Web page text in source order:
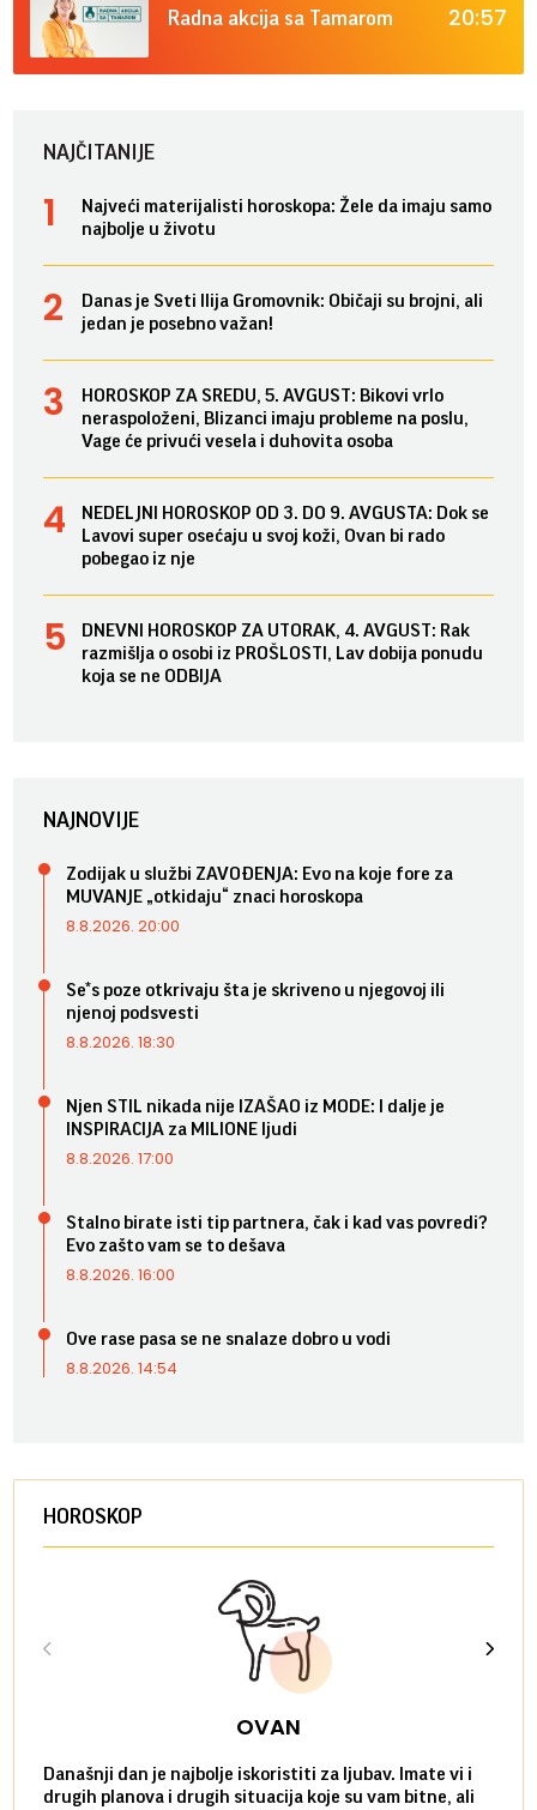
Radna akcija sa Tamarom 20:57
NAJČITANIJE
Najveći materijalisti horoskopa: Žele da imaju samo
najbolje u životu
Danas je Sveti Ilija Gromovnik: Običaji su brojni, ali
jedan je posebno važan!
HOROSKOP ZA SREDU, 5. AVGUST: Bikovi vrlo
neraspoloženi, Blizanci imaju probleme na poslu,
Vage će privući vesela i duhovita osoba
NEDELJNI HOROSKOP OD 3. DO 9. AVGUSTA: Dok se
Lavovi super osećaju u svoj koži, Ovan bi rado
pobegao iz nje
DNEVNI HOROSKOP ZA UTORAK, 4. AVGUST: Rak
razmišlja o osobi iz PROŠLOSTI, Lav dobija ponudu
koja se ne ODBIJA
NAJNOVIJE
Zodijak u službi ZAVOĐENJA: Evo na koje fore za
MUVANJE „otkidaju“ znaci horoskopa
8.8.2026. 20:00
Se*s poze otkrivaju šta je skriveno u njegovoj ili
njenoj podsvesti
8.8.2026. 18:30
Njen STIL nikada nije IZAŠAO iz MODE: I dalje je
INSPIRACIJA za MILIONE ljudi
8.8.2026. 17:00
Stalno birate isti tip partnera, čak i kad vas povredi?
Evo zašto vam se to dešava
8.8.2026. 16:00
Ove rase pasa se ne snalaze dobro u vodi
8.8.2026. 14:54
HOROSKOP
OVAN
Današnji dan je najbolje iskoristiti za ljubav. Imate vi i
drugih planova i drugih situacija koje su vam bitne, ali